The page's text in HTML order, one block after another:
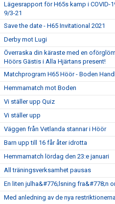
Lägesrapport för H65s kamp i COVID-
9/3-21
Save the date - H65 Invitational 2021
Derby mot Lugi
Överraska din käraste med en
Höörs Gästis i Alla Hjärtans present!
Matchprogram H65 Höör - Boden
Hemmamatch mot Boden
Vi ställer upp Quiz
Vi ställer upp
Väggen från Vetlanda stannar i Höör
Barn upp till 16 får åter idrotta
Hemmamatch lördag den 23:e januari
All träningsverksamhet pausas
En liten julha&#776;lsning fra&#778;n
Med anledning av de nya